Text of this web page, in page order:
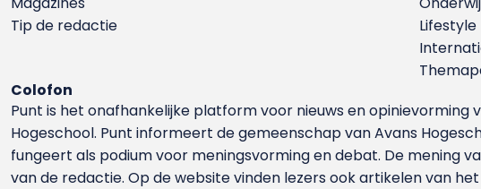
Tip de redactie
Lifestyle
Colofon
Punt is het onafhankelijke platform voor nieuws en
Hoge­school. Punt informeert de gemeenschap van Avans
fungeert als podium voor meningsvorming en debat. De mening
van de redactie. Op de website vinden lezers ook artikelen van